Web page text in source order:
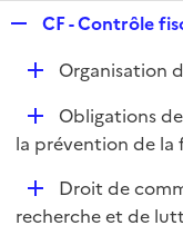
p
l
i
e
r
CF - Contrôle
D
l
r
Organisation
D
é
i
Obligations
la prévention de la
D
é
Droit de
recherche et de